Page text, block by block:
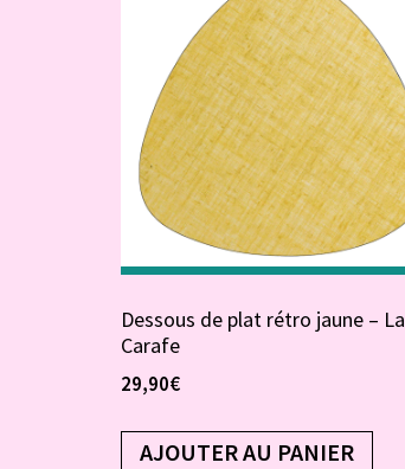
Dessous de plat rétro jaune – La
Carafe
29,90€
AJOUTER AU PANIER